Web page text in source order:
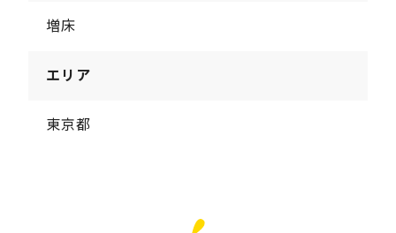
増床
エリア
東京都